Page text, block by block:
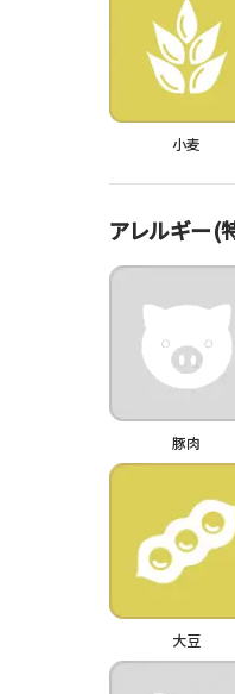
小麦
アレルギー(
豚肉
大豆